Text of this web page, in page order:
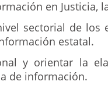
en Justicia,
sectorial de los
estatal.
y orientar la
de información.